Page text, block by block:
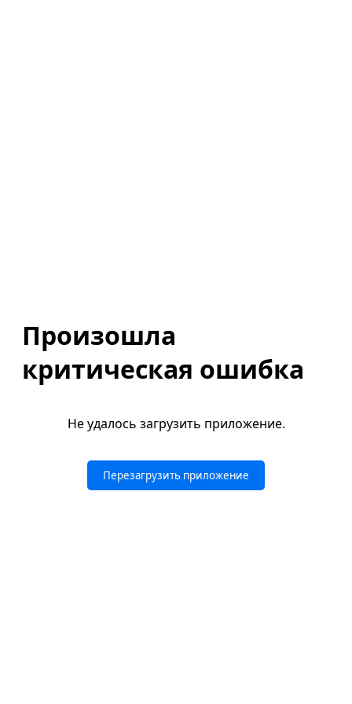
Произошла
критическая ошибка
Не удалось загрузить приложение.
Перезагрузить приложение